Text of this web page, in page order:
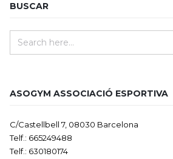
BUSCAR
ASOGYM ASSOCIACIÓ ESPORTIVA
C/Castellbell 7, 08030 Barcelona
Telf.: 665249488
Telf.: 630180174